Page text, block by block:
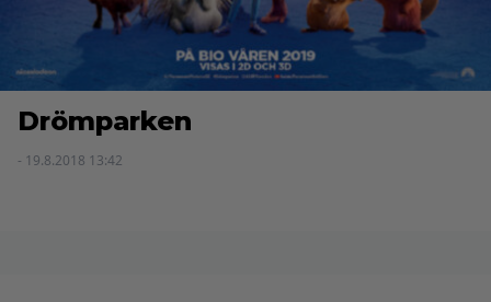
Drömparken
- 19.8.2018 13:42